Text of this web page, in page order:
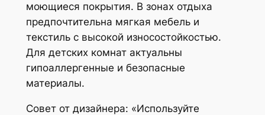
моющиеся покрытия. В зонах отдыха
предпочтительна мягкая мебель и
текстиль с высокой износостойкостью.
Для детских комнат актуальны
гипоаллергенные и безопасные
материалы.
Совет от дизайнера: «Используйте